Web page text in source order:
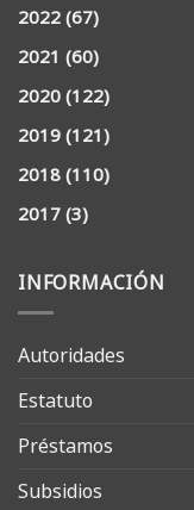
2022(67)
2021 (60)
2020(122)
2019(121)
2018(110)
2017(3)
INFORMACIÓN
Autoridades
Estatuto
Préstamos
Subsidios